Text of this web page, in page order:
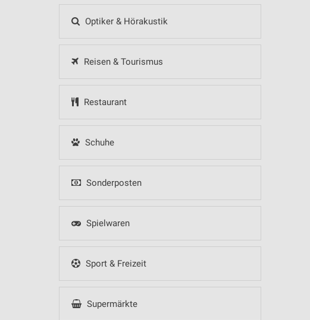
Optiker & Hörakustik
Reisen & Tourismus
Restaurant
Schuhe
Sonderposten
Spielwaren
Sport & Freizeit
Supermärkte